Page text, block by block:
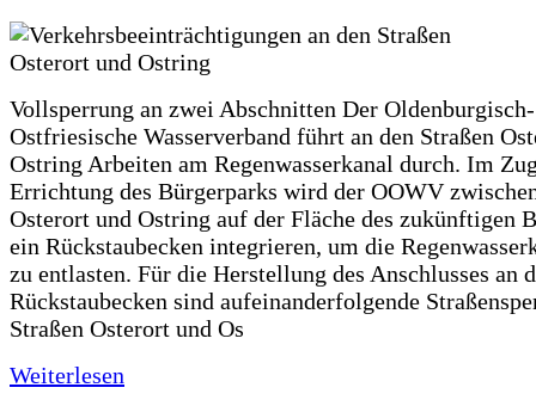
Vollsperrung an zwei Abschnitten Der Oldenburgisch-
Ostfriesische Wasserverband führt an den Straßen
Ostring Arbeiten am Regenwasserkanal durch. Im
Errichtung des Bürgerparks wird der OOWV
Osterort und Ostring auf der Fläche des zukünftigen
ein Rückstaubecken integrieren, um die
zu entlasten. Für die Herstellung des Anschlusses an
Rückstaubecken sind aufeinanderfolgende
Straßen Osterort und Os
Weiterlesen